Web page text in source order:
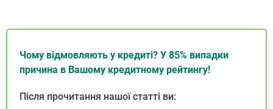
Чому відмовляють у кредиті? У 85% випадки
причина в Вашому кредитному рейтингу!
Після прочитання нашої статті ви: